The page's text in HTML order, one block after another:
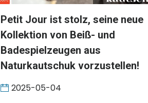
Petit Jour ist stolz, seine neue
Kollektion von Beiß- und
Badespielzeugen aus
Naturkautschuk vorzustellen!
2025-05-04